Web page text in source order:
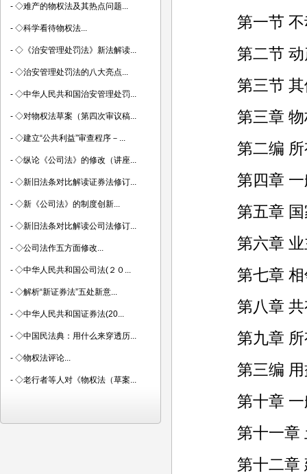
第一节 不
第二节 动
第三节 其
第三章 物
第二编 所
第四章 一
第五章 国
第六章 业
第七章 相
第八章 共
第九章 所
第三编 用
第十章 一
第十一章
第十二章
- ◇难产的物权法及其热点问题...
- ◇科学看待物权法...
- ◇《治安管理处罚法》新法解读...
- ◇治安管理处罚法的八大亮点...
- ◇中华人民共和国治安管理处罚...
- ◇对物权法草案（第四次审议稿...
- ◇建立“公共利益”审查程序－...
- ◇纵论《公司法》的修改（讲座...
- ◇新旧法条对比解读证券法修订...
- ◇新《公司法》的制度创新...
- ◇新旧法条对比解读公司法修订...
- ◇公司法作五方面修改...
- ◇中华人民共和国公司法(２０...
- ◇解析“新证券法”五处新意...
- ◇中华人民共和国证券法(20...
- ◇中国民法典：用什么来穿透历...
- ◇物权法评论...
- ◇老行者等人对《物权法（草案...